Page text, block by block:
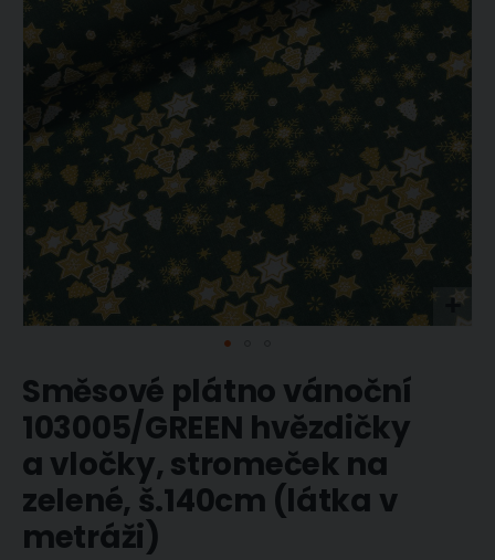
na
začátek
galerie
s
obrázky
Směsové plátno vánoční
103005/GREEN hvězdičky
a vločky, stromeček na
zelené, š.140cm (látka v
metráži)